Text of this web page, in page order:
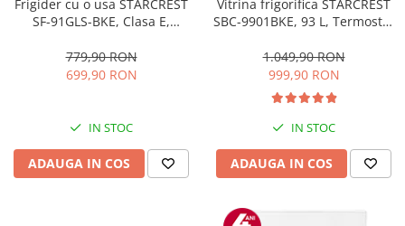
Frigider cu o usa STARCREST
SF-91GLS-BKE, Clasa E,
interioara, H 83 cm, Sticla
Neagra
779,90 RON
699,90 RON
IN STOC
ADAUGA IN COS
Vitrina frigorifica STARCREST
SBC-9901BKE, 93 L, Termostat
sticla, H 84.5 cm, Negru
1.049,90 RON
999,90 RON
IN STOC
ADAUGA IN COS